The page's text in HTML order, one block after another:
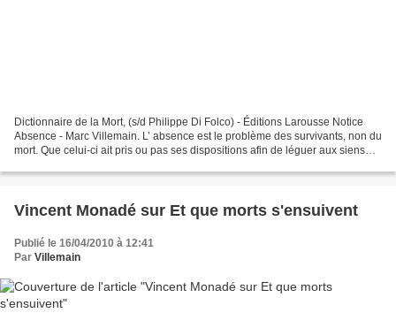
Dictionnaire de la Mort, (s/d Philippe Di Folco) - Éditions Larousse Notice
Absence - Marc Villemain. L’ absence est le problème des survivants, non du
mort. Que celui-ci ait pris ou pas ses dispositions afin de léguer aux siens
Vincent Monadé sur Et que morts s'ensuivent
Publié le 16/04/2010 à 12:41
Par Villemain